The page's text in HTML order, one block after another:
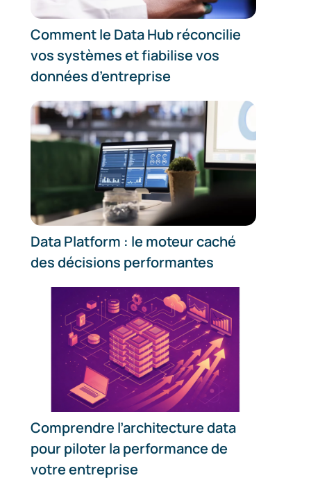
Comment le Data Hub réconcilie
vos systèmes et fiabilise vos
données d’entreprise
Data Platform : le moteur caché
des décisions performantes
Comprendre l’architecture data
pour piloter la performance de
votre entreprise